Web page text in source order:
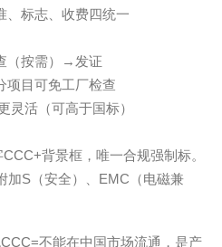
、标志、收费四统一
（按需） →发证
项目可免工厂检查
灵活（可高于国标）
CCC+背景框，唯一合规强制标。
加S （安全）、 EMC （电磁兼
CCC=不能在中国市场流通，是产